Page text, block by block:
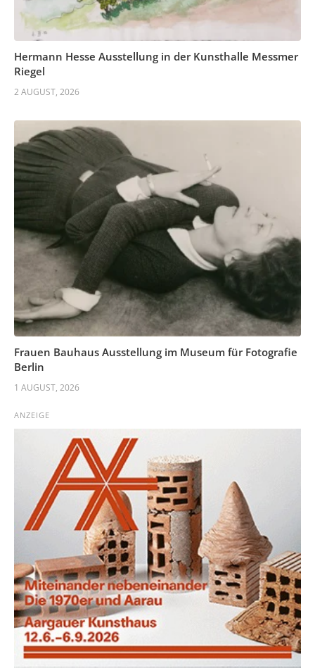
Hermann Hesse Ausstellung in der Kunsthalle Messmer
Riegel
2 AUGUST, 2026
Frauen Bauhaus Ausstellung im Museum für Fotografie
Berlin
1 AUGUST, 2026
ANZEIGE